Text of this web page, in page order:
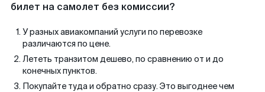
билет на самолет без комиссии?
У разных авиакомпаний услуги по перевозке
различаются по цене.
Лететь транзитом дешево, по сравнению от и до
конечных пунктов.
Покупайте туда и обратно сразу. Это выгоднее чем